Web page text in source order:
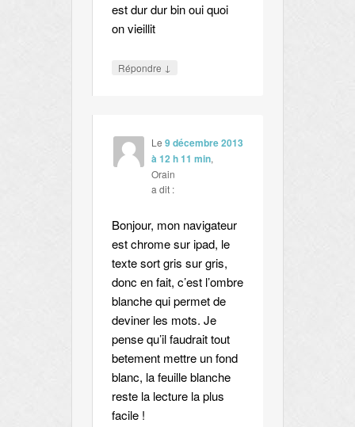
est dur dur bin oui quoi
on vieillit
Répondre ↓
Le9 décembre 2013
à 12 h 11 min,
Orain
a dit :
Bonjour, mon navigateur
est chrome sur ipad, le
texte sort gris sur gris,
donc en fait, c’est l’ombre
blanche qui permet de
deviner les mots. Je
pense qu’il faudrait tout
betement mettre un fond
blanc, la feuille blanche
reste la lecture la plus
facile !